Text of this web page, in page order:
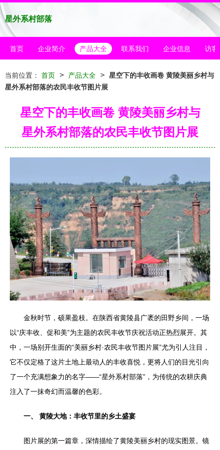
星外系村部落
首页 企业简介 产品大全 联系我们 企业信息 访客
当前位置： 首页 > 产品大全 > 星空下的丰收画卷 黄陵美丽乡村与
星外系村部落的农民丰收节图片展
星空下的丰收画卷 黄陵美丽乡村与
星外系村部落的农民丰收节图片展
金秋时节，硕果盈枝。在陕西省黄陵县广袤的田野乡间，一场
以“庆丰收、促和美”为主题的农民丰收节庆祝活动正热烈展开。其
中，一场别开生面的“美丽乡村·农民丰收节图片展”尤为引人注目，
它不仅定格了这片土地上最动人的丰收喜悦，更将人们的目光引向
了一个充满想象力的名字——“星外系村部落”，为传统的农耕庆典
注入了一抹奇幻而温馨的色彩。
一、 黄陵大地：丰收节里的乡土盛宴
图片展的第一篇章，深情描绘了黄陵美丽乡村的现实图景。镜